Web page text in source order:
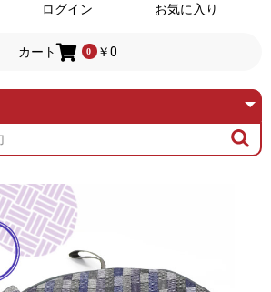
ログイン お気に入り
カート 0 ￥0